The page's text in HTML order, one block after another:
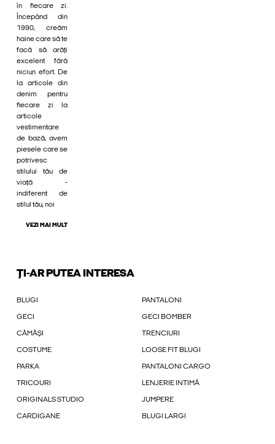
în fiecare zi.
Începând din
1990, creăm
haine care să te
facă să arăți
excelent fără
niciun efort. De
la articole din
denim pentru
fiecare zi la
articole
vestimentare
de bază, avem
piesele care se
potrivesc
stilului tău de
viață -
indiferent de
stilul tău, noi
VEZI MAI MULT
ȚI-AR PUTEA INTERESA
BLUGI PANTALONI
GECI GECI BOMBER
CĂMĂȘI TRENCIURI
COSTUME LOOSE FIT BLUGI
PARKA PANTALONI CARGO
TRICOURI LENJERIE INTIMĂ
ORIGINALS STUDIO JUMPERE
CARDIGANE BLUGI LARGI